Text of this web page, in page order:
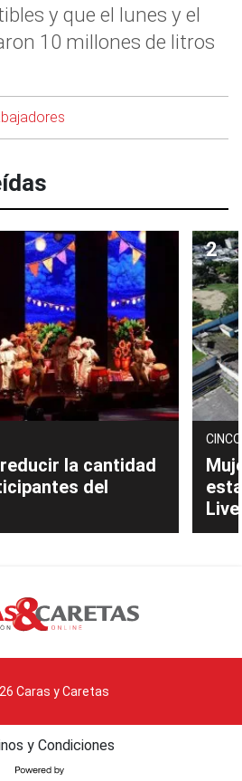
y que el lunes y el
10 millones de litros
la cantidad
del
Caras y Caretas
y Condiciones